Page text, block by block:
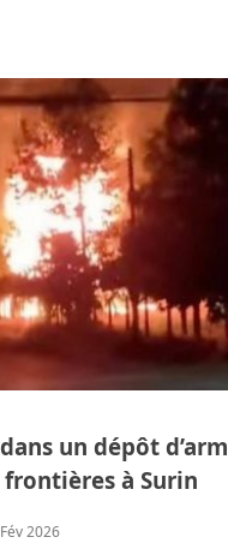
»
un dépôt
frontières à Surin
2026